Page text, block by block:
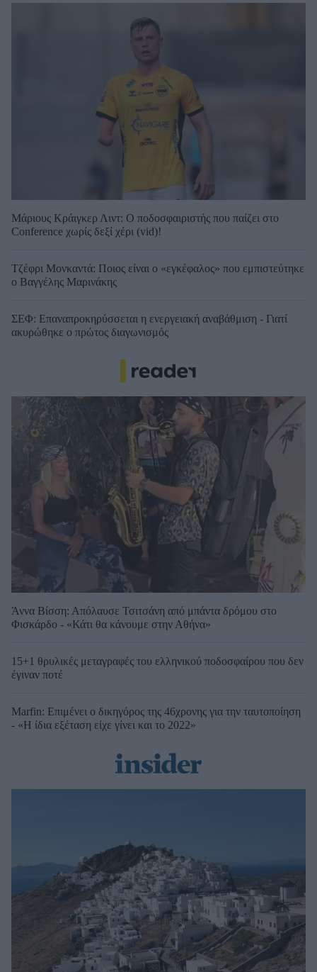
Μάριους Κράιγκερ Λιντ: Ο ποδοσφαιριστής που παίζει στο
Conference χωρίς δεξί χέρι (vid)!
Τζέφρι Μονκαντά: Ποιος είναι ο «εγκέφαλος» που εμπιστεύτηκε
ο Βαγγέλης Μαρινάκης
ΣΕΦ: Επαναπροκηρύσσεται η ενεργειακή αναβάθμιση - Γιατί
ακυρώθηκε ο πρώτος διαγωνισμός
Άννα Βίσση: Απόλαυσε Τσιτσάνη από μπάντα δρόμου στο
Φισκάρδο - «Κάτι θα κάνουμε στην Αθήνα»
15+1 θρυλικές μεταγραφές του ελληνικού ποδοσφαίρου που δεν
έγιναν ποτέ
Marfin: Επιμένει ο δικηγόρος της 46χρονης για την ταυτοποίηση
- «Η ίδια εξέταση είχε γίνει και το 2022»